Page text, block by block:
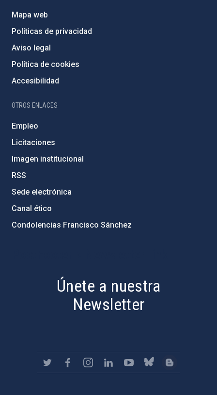
Mapa web
Políticas de privacidad
Aviso legal
Política de cookies
Accesibilidad
OTROS ENLACES
Empleo
Licitaciones
Imagen institucional
RSS
Sede electrónica
Canal ético
Condolencias Francisco Sánchez
Únete a nuestra
Newsletter